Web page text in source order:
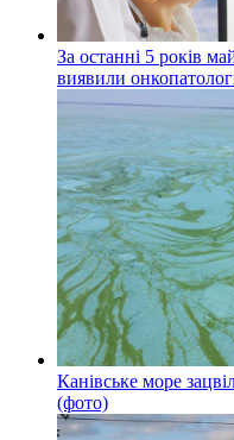
За останні 5 років
виявили
Канівське море
(фото)